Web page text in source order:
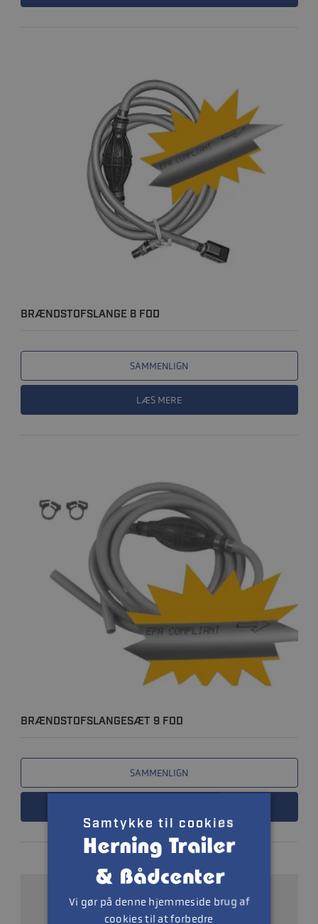
BRÆNDSTOFSLANGE 8 FOD
SAMMENLIGN
LÆS MERE
BRÆNDSTOFSLANGESÆT 9 FOD
SAMMENLIGN
Samtykke til cookies
Vi gør på denne hjemmeside brug af
cookies til at forbedre